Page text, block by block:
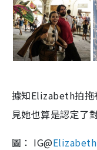
據知Elizabeth拍拖
見她也算是認定了
圖： IG@